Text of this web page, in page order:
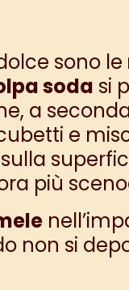
sono le
soda si
a
e
più
non si